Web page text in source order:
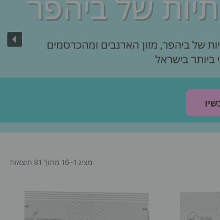
מציג 1–16 מתוך 81 תוצאות